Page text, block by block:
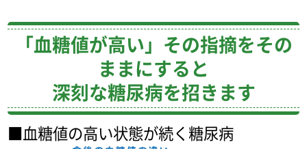
「血糖値が高い」その指摘をその
ままにすると
深刻な糖尿病を招きます
■血糖値の高い状態が続く糖尿病